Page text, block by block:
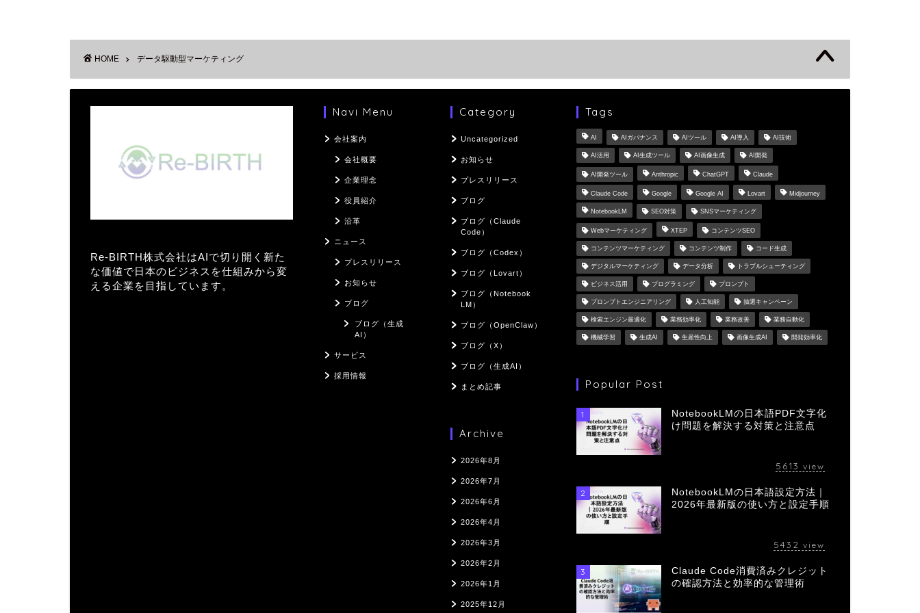
HOME データ駆動型マーケティング
Re-BIRTH株式会社はAIで切り開く新た
な価値で日本のビジネスを仕組みから変
える企業を目指しています。
Navi Menu
会社案内
会社概要
企業理念
役員紹介
沿革
ニュース
プレスリリース
お知らせ
ブログ
ブログ（生成
AI）
サービス
採用情報
Category
Uncategorized
お知らせ
プレスリリース
ブログ
ブログ（Claude
Code）
ブログ（Codex）
ブログ（Lovart）
ブログ（Notebook
LM）
ブログ（OpenClaw）
ブログ（X）
ブログ（生成AI）
まとめ記事
Archive
2026年8月
2026年7月
2026年6月
2026年4月
2026年3月
2026年2月
2026年1月
2025年12月
Tags
AI AIガバナンス AIツール AI導入 AI技術
AI活用 AI生成ツール AI画像生成 AI開発
AI開発ツール Anthropic ChatGPT Claude
Claude Code Google Google AI Lovart Midjourney
NotebookLM SEO対策 SNSマーケティング
Webマーケティング XTEP コンテンツSEO
コンテンツマーケティング コンテンツ制作 コード生成
デジタルマーケティング データ分析 トラブルシューティング
ビジネス活用 プログラミング プロンプト
プロンプトエンジニアリング 人工知能 抽選キャンペーン
検索エンジン最適化 業務効率化 業務改善 業務自動化
機械学習 生成AI 生産性向上 画像生成AI 開発効率化
Popular Post
1
NotebookLMの日本語PDF文字化
け問題を解決する対策と注意点
5613 view
2
NotebookLMの日本語設定方法｜
2026年最新版の使い方と設定手順
5432 view
3
Claude Code消費済みクレジット
の確認方法と効率的な管理術